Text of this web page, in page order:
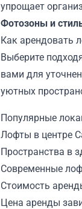
упрощает
Фотозоны и
Как арендовать
Выберите
вами для
уютных
Популярные
Лофты в центре
Пространства в
Современные
Стоимость
Цена аренды